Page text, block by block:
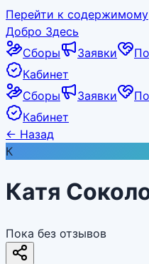
Перейти к содержимому
Добро Здесь
Сборы
Заявки
Кабинет
Сборы
Заявки
Кабинет
← Назад
К
Катя
Пока без отзывов